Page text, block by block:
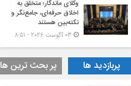
وکلای ماندگار؛ متخلق به
اخلاق حرفه‌ای، جامع‌نگر و
نکته‌بین هستند
پربازدید ها پر بحث ترین ها